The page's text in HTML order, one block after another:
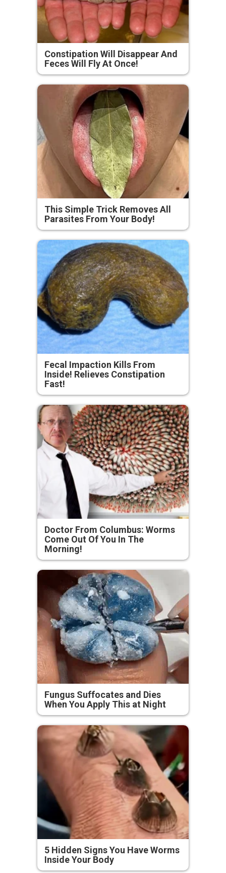
Constipation Will Disappear And
Feces Will Fly At Once!
This Simple Trick Removes All
Parasites From Your Body!
Fecal Impaction Kills From
Inside! Relieves Constipation
Fast!
Doctor From Columbus: Worms
Come Out Of You In The
Morning!
Fungus Suffocates and Dies
When You Apply This at Night
5 Hidden Signs You Have Worms
Inside Your Body